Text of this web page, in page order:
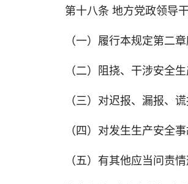
第十八条 地方党政领导干
（一）履行本规定第二章
（二）阻挠、干涉安全生
（三）对迟报、漏报、谎
（四）对发生生产安全事
（五）有其他应当问责情